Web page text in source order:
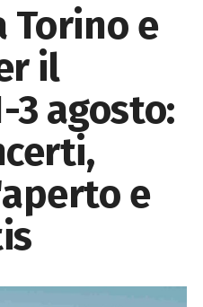
Torino e
il
3 agosto:
e